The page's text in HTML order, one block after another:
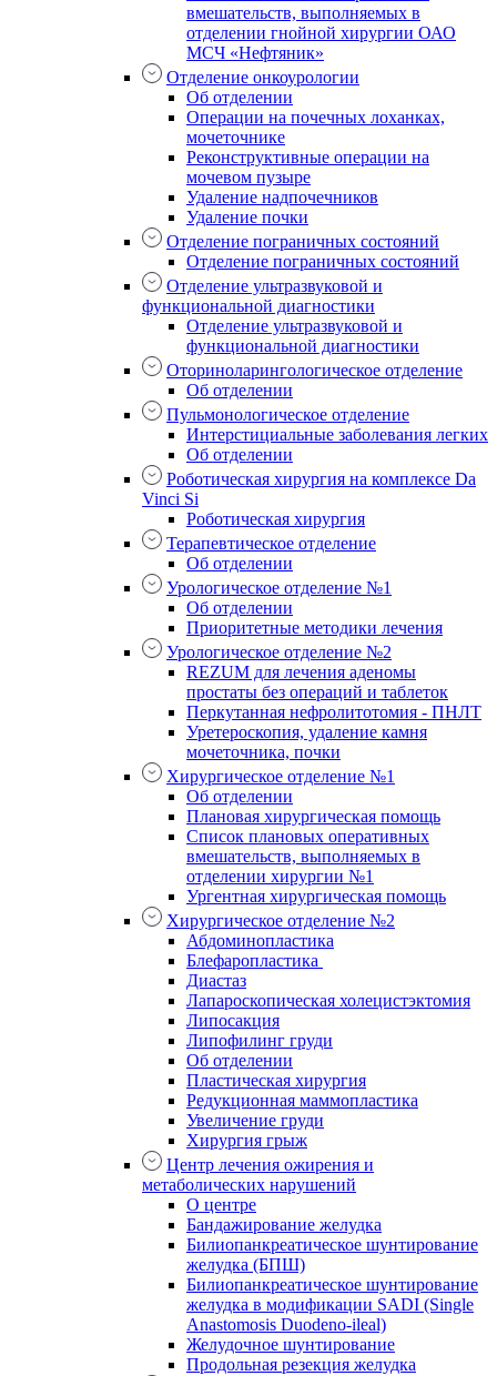
вмешательств, выполняемых в
отделении гнойной хирургии ОАО
МСЧ «Нефтяник»
Отделение онкоурологии
Об отделении
Операции на почечных лоханках,
мочеточнике
Реконструктивные операции на
мочевом пузыре
Удаление надпочечников
Удаление почки
Отделение пограничных состояний
Отделение пограничных состояний
Отделение ультразвуковой и
функциональной диагностики
Отделение ультразвуковой и
функциональной диагностики
Оториноларингологическое отделение
Об отделении
Пульмонологическое отделение
Интерстициальные заболевания легких
Об отделении
Роботическая хирургия на комплексе Da
Vinci Si
Роботическая хирургия
Терапевтическое отделение
Об отделении
Урологическое отделение №1
Об отделении
Приоритетные методики лечения
Урологическое отделение №2
REZUM для лечения аденомы
простаты без операций и таблеток
Перкутанная нефролитотомия - ПНЛТ
Уретероскопия, удаление камня
мочеточника, почки
Хирургическое отделение №1
Об отделении
Плановая хирургическая помощь
Список плановых оперативных
вмешательств, выполняемых в
отделении хирургии №1
Ургентная хирургическая помощь
Хирургическое отделение №2
Абдоминопластика
Блефаропластика
Диастаз
Лапароскопическая холецистэктомия
Липосакция
Липофилинг груди
Об отделении
Пластическая хирургия
Редукционная маммопластика
Увеличение груди
Хирургия грыж
Центр лечения ожирения и
метаболических нарушений
О центре
Бандажирование желудка
Билиопанкреатическое шунтирование
желудка (БПШ)
Билиопанкреатическое шунтирование
желудка в модификации SADI (Single
Anastomosis Duodeno-ileal)
Желудочное шунтирование
Продольная резекция желудка